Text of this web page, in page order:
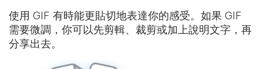
使用 GIF 有時能更貼切地表達你的感受。如果 GIF
需要微調，你可以先剪輯、裁剪或加上說明文字，再
分享出去。